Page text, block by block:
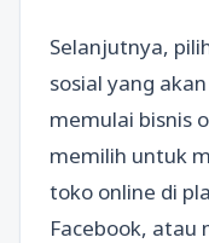
Selanjutnya,
sosial yang
memulai bisnis
memilih untuk
toko online di
Facebook,